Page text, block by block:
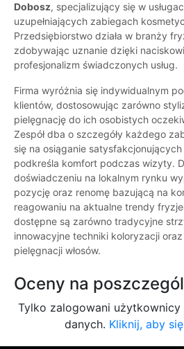
Dobosz, specjalizujący się w
uzupełniających zabiegach
Przedsiębiorstwo działa w branży
zdobywając uznanie dzięki
profesjonalizm świadczonych usług.
Firma wyróżnia się indywidualnym
klientów, dostosowując zarówno
pielęgnację do ich osobistych
Zespół dba o szczegóły każdego
się na osiąganie
podkreśla komfort podczas wizyty.
doświadczeniu na lokalnym rynku
pozycję oraz renomę bazującą na
reagowaniu na aktualne trendy
dostępne są zarówno tradycyjne
innowacyjne techniki koloryzacji
pielęgnacji włosów.
Oceny na
Tylko zalogowani
danych. Kliknij, aby